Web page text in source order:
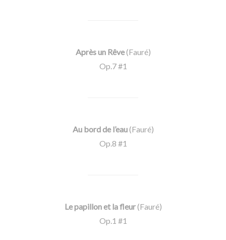
Après un Rêve(Fauré)
Op.7 #1
Au bord de l’eau(Fauré)
Op.8 #1
Le papillon et la fleur(Fauré)
Op.1 #1